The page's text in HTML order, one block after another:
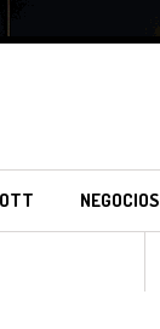
OTT NEGOCIOS